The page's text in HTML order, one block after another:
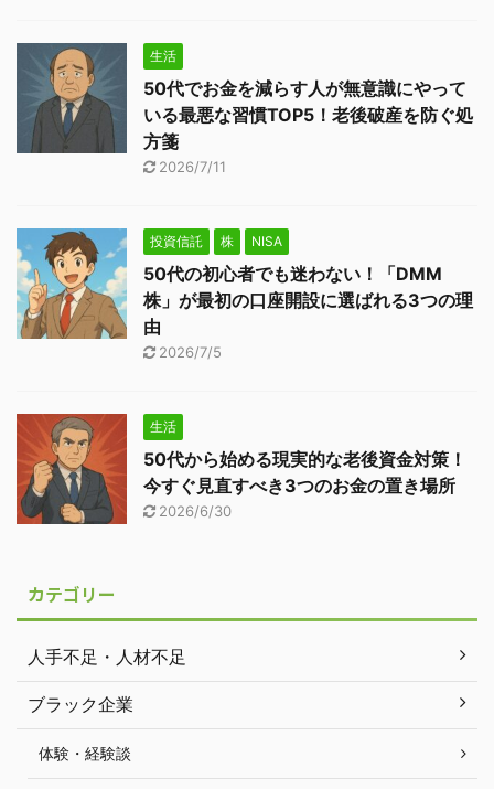
生活
50代でお金を減らす人が無意識にやって
いる最悪な習慣TOP5！老後破産を防ぐ処
方箋
2026/7/11
投資信託 株 NISA
50代の初心者でも迷わない！「DMM
株」が最初の口座開設に選ばれる3つの理
由
2026/7/5
生活
50代から始める現実的な老後資金対策！
今すぐ見直すべき3つのお金の置き場所
2026/6/30
カテゴリー
人手不足・人材不足
ブラック企業
体験・経験談